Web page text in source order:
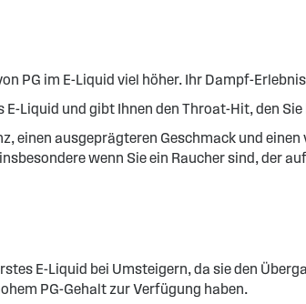
PG im E-Liquid viel höher. Ihr Dampf-
Liquid und gibt Ihnen den Throat-Hit, den
einen ausgeprägteren Geschmack und
wenn Sie ein Raucher sind, der
E-Liquid bei Umsteigern, da sie den
PG-Gehalt zur Verfügung haben.